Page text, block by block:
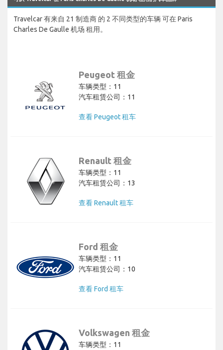
Travelcar 有来自 21 制造商 的 2 不同类型的车辆 可在 Paris
Charles De Gaulle 机场 租用。
Peugeot 租金
车辆类型：11
汽车租赁公司：11
查看 Peugeot 租车
Renault 租金
车辆类型：11
汽车租赁公司：13
查看 Renault 租车
Ford 租金
车辆类型：11
汽车租赁公司：10
查看 Ford 租车
Volkswagen 租金
车辆类型：11